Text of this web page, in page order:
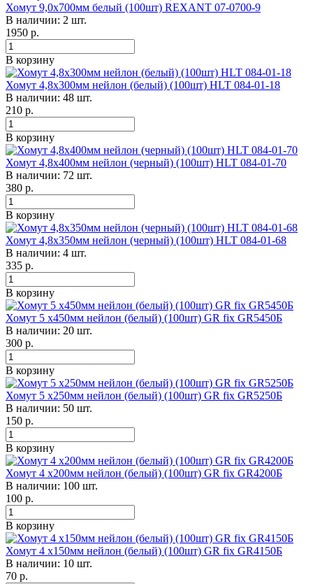
Хомут 9,0х700мм белый (100шт) REXANT 07-0700-9
В наличии: 2 шт.
1950 р.
В корзину
Хомут 4,8х300мм нейлон (белый) (100шт) HLT 084-01-18
В наличии: 48 шт.
210 р.
В корзину
Хомут 4,8х400мм нейлон (черный) (100шт) HLT 084-01-70
В наличии: 72 шт.
380 р.
В корзину
Хомут 4,8х350мм нейлон (черный) (100шт) HLT 084-01-68
В наличии: 4 шт.
335 р.
В корзину
Хомут 5 х450мм нейлон (белый) (100шт) GR fix GR5450Б
В наличии: 20 шт.
300 р.
В корзину
Хомут 5 х250мм нейлон (белый) (100шт) GR fix GR5250Б
В наличии: 50 шт.
150 р.
В корзину
Хомут 4 х200мм нейлон (белый) (100шт) GR fix GR4200Б
В наличии: 100 шт.
100 р.
В корзину
Хомут 4 х150мм нейлон (белый) (100шт) GR fix GR4150Б
В наличии: 10 шт.
70 р.